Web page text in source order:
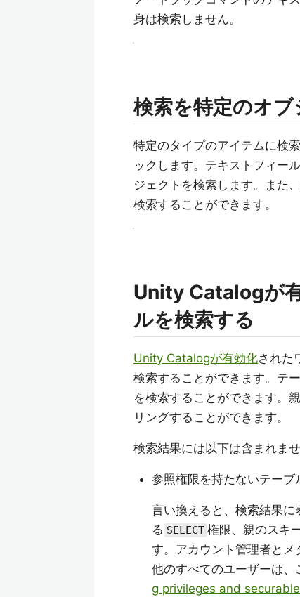
身は検索しません。
検索を特定のオ
特定のタイプのアイテムに検
ックします。テキストフィー
ジェクトを検索します。また
検索することができます。
Unity Catalogが
ルを検索する
Unity Catalogが有効化された
検索することができます。テ
を検索することができます。
リングすることができます。
検索結果には以下は含まれませ
参照権限を持たないテーブ
言い換えると、検索結果
る SELECT 権限、親のスキ
す。アカウント管理者とメ
他のすべてのユーザーは、
g privileges and